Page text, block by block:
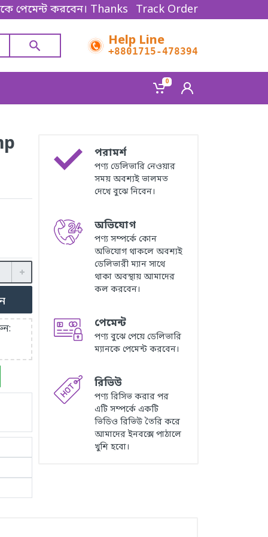
Thanks for shopping!Track Order
Help Line
+8801715-478394
0
পরামর্শ
পণ্য ডেলিভারি নেওয়ার
সময় অবশ্যই ভালমত
দেখে বুঝে নিবেন।
অভিযোগ
পণ্য সম্পর্কে কোন
অভিযোগ থাকলে অবশ্যই
ডেলিভারী ম্যান সাথে
থাকা অবস্থায় আমাদের
কল করবেন।
পেমেন্ট
পণ্য বুঝে পেয়ে ডেলিভারি
ম্যানকে পেমেন্ট করবেন।
রিভিউ
পণ্য রিসিভ করার পর
এটি সম্পর্কে একটি
ভিডিও রিভিউ তৈরি করে
আমাদের ইনবক্সে পাঠালে
খুশি হবো।